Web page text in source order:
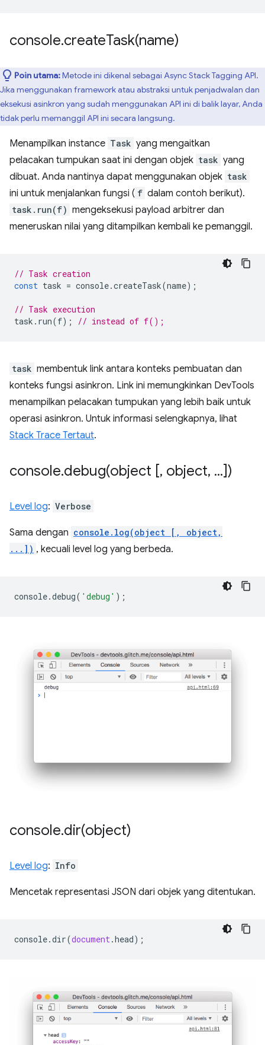
console.createTask(name)
Poin utama:Metode ini dikenal sebagai Async Stack Tagging API.
Jika menggunakan framework atau abstraksi untuk penjadwalan dan
eksekusi asinkron yang sudah menggunakan API ini di balik layar, Anda
tidak perlu memanggil API ini secara langsung.
Menampilkan instance Task yang mengaitkan
pelacakan tumpukan saat ini dengan objek task yang
dibuat. Anda nantinya dapat menggunakan objek task
ini untuk menjalankan fungsi ( f dalam contoh berikut).
task.run(f) mengeksekusi payload arbitrer dan
meneruskan nilai yang ditampilkan kembali ke pemanggil.
// Task creation
const task = console.createTask(name);
// Task execution
task . run(f); // instead of f();
task membentuk link antara konteks pembuatan dan
konteks fungsi asinkron. Link ini memungkinkan DevTools
menampilkan pelacakan tumpukan yang lebih baik untuk
operasi asinkron. Untuk informasi selengkapnya, lihat
Stack Trace Tertaut.
console.debug(object [, object, ...])
Level log: Verbose
Sama dengan console.log(object [, object,
...]) , kecuali level log yang berbeda.
console.debug( 'debug' );
console.dir(object)
Level log: Info
Mencetak representasi JSON dari objek yang ditentukan.
console.dir(document.head);